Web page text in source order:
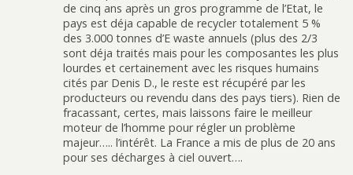
de cinq ans après un gros programme de l’Etat, le
pays est déja capable de recycler totalement 5 %
des 3.000 tonnes d’E waste annuels (plus des 2/3
sont déja traités mais pour les composantes les plus
lourdes et certainement avec les risques humains
cités par Denis D., le reste est récupéré par les
producteurs ou revendu dans des pays tiers). Rien de
fracassant, certes, mais laissons faire le meilleur
moteur de l’homme pour régler un problème
majeur….. l’intérêt. La France a mis de plus de 20 ans
pour ses décharges à ciel ouvert….